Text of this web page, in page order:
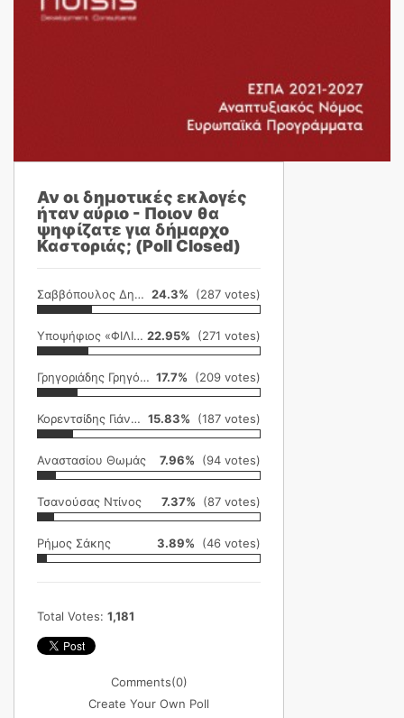
Αν οι δημοτικές εκλογές
ήταν αύριο - Ποιον θα
ψηφίζατε για δήμαρχο
Καστοριάς; (Poll Closed)
Σαββόπουλος Δημήτρης 24.3% (287 votes)
Υποψήφιος «ΦΙΛΙΚΗ ΕΤΑΙΡΕΙΑ» 22.95% (271 votes)
Γρηγοριάδης Γρηγόρης 17.7% (209 votes)
Κορεντσίδης Γιάννης 15.83% (187 votes)
Αναστασίου Θωμάς 7.96% (94 votes)
Τσανούσας Ντίνος 7.37% (87 votes)
Ρήμος Σάκης 3.89% (46 votes)
Total Votes: 1,181
Comments(0)
Create Your Own Poll